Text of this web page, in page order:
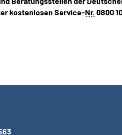
kostenlosen Service-Nr.0800